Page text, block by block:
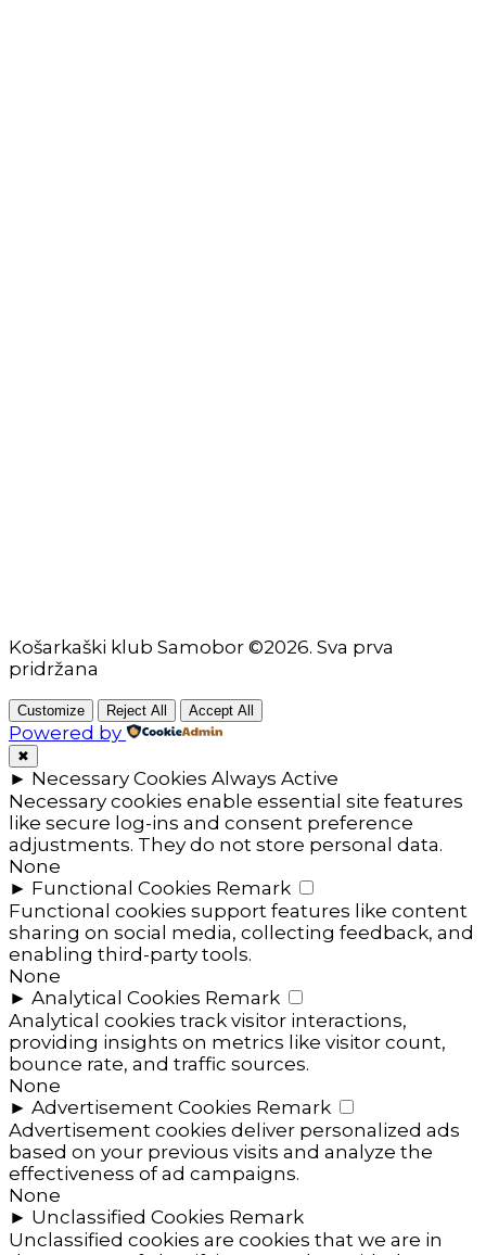
Košarkaški klub Samobor ©2026. Sva prva
pridržana
Customize Reject All Accept All
Powered by
✖
► Necessary Cookies Always Active
Necessary cookies enable essential site features
like secure log-ins and consent preference
adjustments. They do not store personal data.
None
► Functional Cookies Remark
Functional cookies support features like content
sharing on social media, collecting feedback, and
enabling third-party tools.
None
► Analytical Cookies Remark
Analytical cookies track visitor interactions,
providing insights on metrics like visitor count,
bounce rate, and traffic sources.
None
► Advertisement Cookies Remark
Advertisement cookies deliver personalized ads
based on your previous visits and analyze the
effectiveness of ad campaigns.
None
► Unclassified Cookies Remark
Unclassified cookies are cookies that we are in